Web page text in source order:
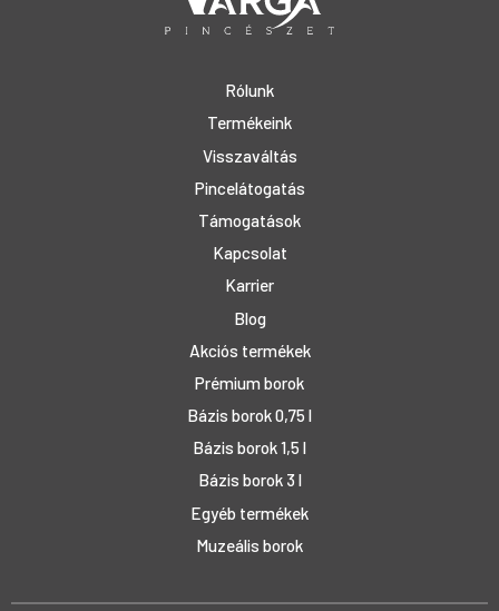
Rólunk
Termékeink
Visszaváltás
Pincelátogatás
Támogatások
Kapcsolat
Karrier
Blog
Akciós termékek
Prémium borok
Bázis borok 0,75 l
Bázis borok 1,5 l
Bázis borok 3 l
Egyéb termékek
Muzeális borok